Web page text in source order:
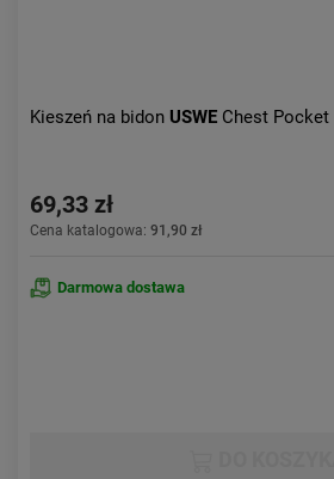
Kieszeń na bidon USWE Chest Pocket
69,33 zł
Cena katalogowa: 91,90 zł
Darmowa dostawa